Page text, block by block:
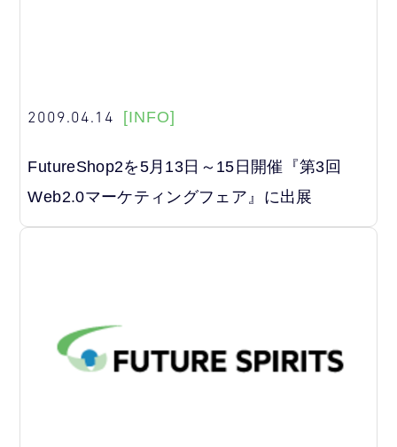
2009.04.14 [INFO]
FutureShop2を5月13日～15日開催『第3回
Web2.0マーケティングフェア』に出展